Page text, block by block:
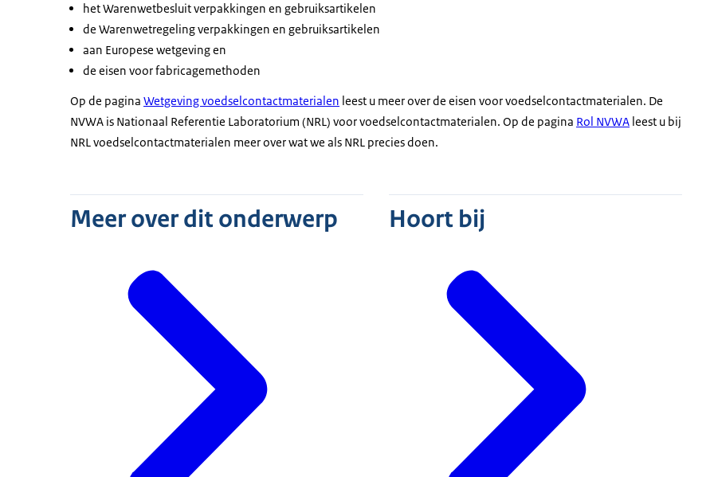
het Warenwetbesluit verpakkingen en gebruiksartikelen
de Warenwetregeling verpakkingen en gebruiksartikelen
aan Europese wetgeving en
de eisen voor fabricagemethoden
Op de pagina Wetgeving voedselcontactmaterialen leest u meer over de eisen voor voedselcontactmaterialen. De
NVWA is Nationaal Referentie Laboratorium (NRL) voor voedselcontactmaterialen. Op de pagina Rol NVWA leest u bij
NRL voedselcontactmaterialen meer over wat we als NRL precies doen.
Meer over dit onderwerp Hoort bij